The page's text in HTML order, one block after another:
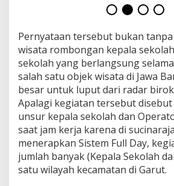
a
n
P
e
n
g
a
w
a
s
a
n
P
e
n
Pernyataan tersebut bukan
wisata rombongan kepala
sekolah yang berlangsung
salah satu objek wisata di Jawa
besar untuk luput dari radar
Apalagi kegiatan tersebut
unsur kepala sekolah dan
saat jam kerja karena di
menerapkan Sistem Full Day,
jumlah banyak (Kepala Sekolah
satu wilayah kecamatan di Garut.